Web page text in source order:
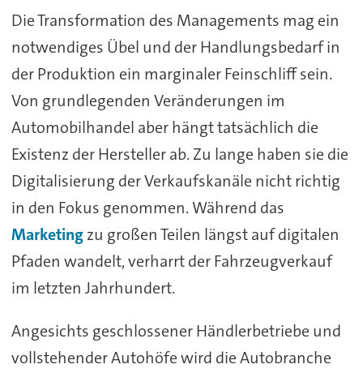
Die Transformation des Managements mag ein
notwendiges Übel und der Handlungsbedarf in
der Produktion ein marginaler Feinschliff sein.
Von grundlegenden Veränderungen im
Automobilhandel aber hängt tatsächlich die
Existenz der Hersteller ab. Zu lange haben sie die
Digitalisierung der Verkaufskanäle nicht richtig
in den Fokus genommen. Während das
Marketingzu großen Teilen längst auf digitalen
Pfaden wandelt, verharrt der Fahrzeugverkauf
im letzten Jahrhundert.
Angesichts geschlossener Händlerbetriebe und
vollstehender Autohöfe wird die Autobranche